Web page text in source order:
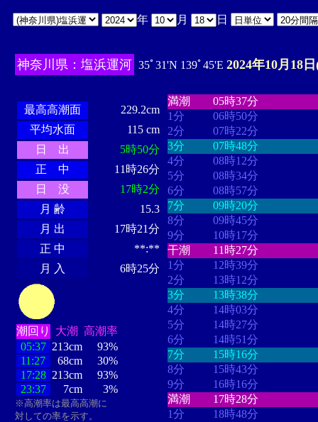
年 月 日
神奈川県：塩浜運河 35ﾟ31'N 139ﾟ45'E 2024年10月18
最高高潮面
229.2cm
平均水面
115 cm
日 出
5時50分
正 中
11時26分
日 没
17時2分
月 齢
15.3
月 出
17時21分
正 中
**:**
月 入
6時25分
潮回り 大潮 高潮率
05:37 213cm
93%
11:27
68cm
30%
17:28 213cm
93%
23:37
7cm 3%
※高潮率は最高高潮に
対しての率を示す。
満潮
05時37分
1分
06時50分
2分
07時22分
3分
07時48分
4分
08時12分
5分
08時34分
6分
08時57分
7分
09時20分
8分
09時45分
9分
10時17分
干潮
11時27分
1分
12時39分
2分
13時12分
3分
13時38分
4分
14時03分
5分
14時27分
6分
14時51分
7分
15時16分
8分
15時43分
9分
16時16分
満潮
17時28分
1分
18時48分